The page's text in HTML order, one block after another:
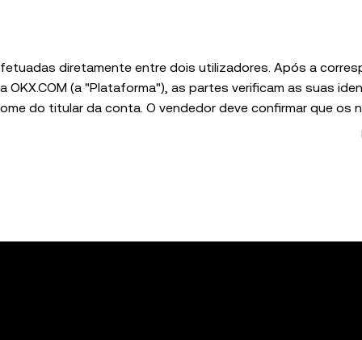
diretamente entre dois utilizadores. Após a
(a "Plataforma"), as partes verificam as suas
deve confirmar que os nomes
contigo para verificar a tua identidade ou obter